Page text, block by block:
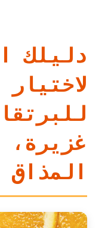
دليلك
غزيرة،
المذاق